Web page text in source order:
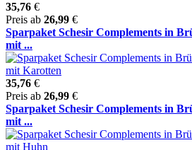
35,76 €
Preis ab 26,99 €
Sparpaket Schesir Complements in
mit ...
35,76 €
Preis ab 26,99 €
Sparpaket Schesir Complements in
mit ...